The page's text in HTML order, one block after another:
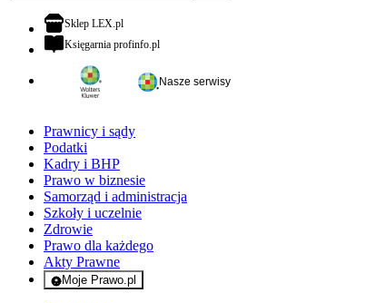
Sklep LEX.plotwiera się w nowej karcie
Księgarnia profinfo.plotwiera się w nowej karcie
Nasze serwisy
Prawnicy i sądy
Podatki
Kadry i BHP
Prawo w biznesie
Samorząd i administracja
Szkoły i uczelnie
Zdrowie
Prawo dla każdego
Akty Prawne
Moje Prawo.pl
- rejestracja i logowanie do serwisu